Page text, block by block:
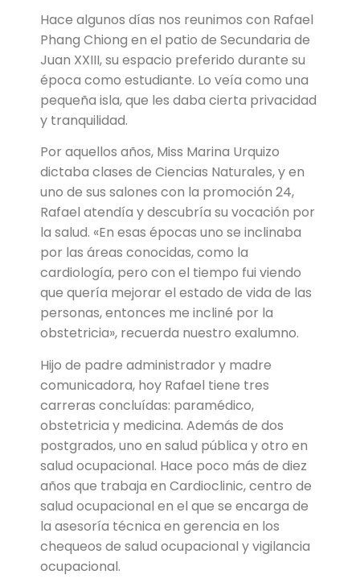
Hace algunos días nos reunimos con Rafael
Phang Chiong en el patio de Secundaria de
Juan XXIII, su espacio preferido durante su
época como estudiante. Lo veía como una
pequeña isla, que les daba cierta privacidad
y tranquilidad.
Por aquellos años, Miss Marina Urquizo
dictaba clases de Ciencias Naturales, y en
uno de sus salones con la promoción 24,
Rafael atendía y descubría su vocación por
la salud. «En esas épocas uno se inclinaba
por las áreas conocidas, como la
cardiología, pero con el tiempo fui viendo
que quería mejorar el estado de vida de las
personas, entonces me incliné por la
obstetricia», recuerda nuestro exalumno.
Hijo de padre administrador y madre
comunicadora, hoy Rafael tiene tres
carreras concluídas: paramédico,
obstetricia y medicina. Además de dos
postgrados, uno en salud pública y otro en
salud ocupacional. Hace poco más de diez
años que trabaja en Cardioclinic, centro de
salud ocupacional en el que se encarga de
la asesoría técnica en gerencia en los
chequeos de salud ocupacional y vigilancia
ocupacional.